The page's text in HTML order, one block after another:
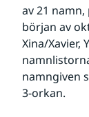
av 21
början av
Xina/Xavier,
namngiven
3-orkan.